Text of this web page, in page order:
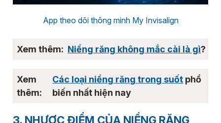
App theo dõi thông minh My Invisalign
Niềng răng không mắc cài là gì?
Các loại niềng răng trong suốt phổ
biến nhất hiện nay
3. NHƯỢC ĐIỂM CỦA NIỀNG RĂNG